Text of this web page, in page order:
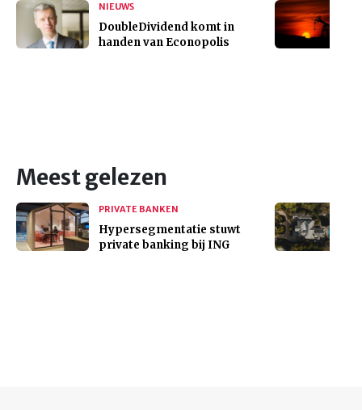
NIEUWS
DoubleDividend komt in
handen van Econopolis
Meest gelezen
PRIVATE BANKEN
Hypersegmentatie stuwt
private banking bij ING